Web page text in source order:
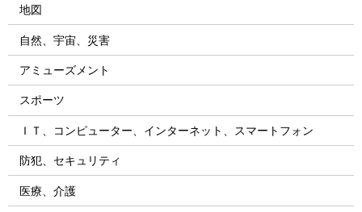
地図
自然、宇宙、災害
アミューズメント
スポーツ
ＩＴ、コンピューター、インターネット、スマートフォン
防犯、セキュリティ
医療、介護